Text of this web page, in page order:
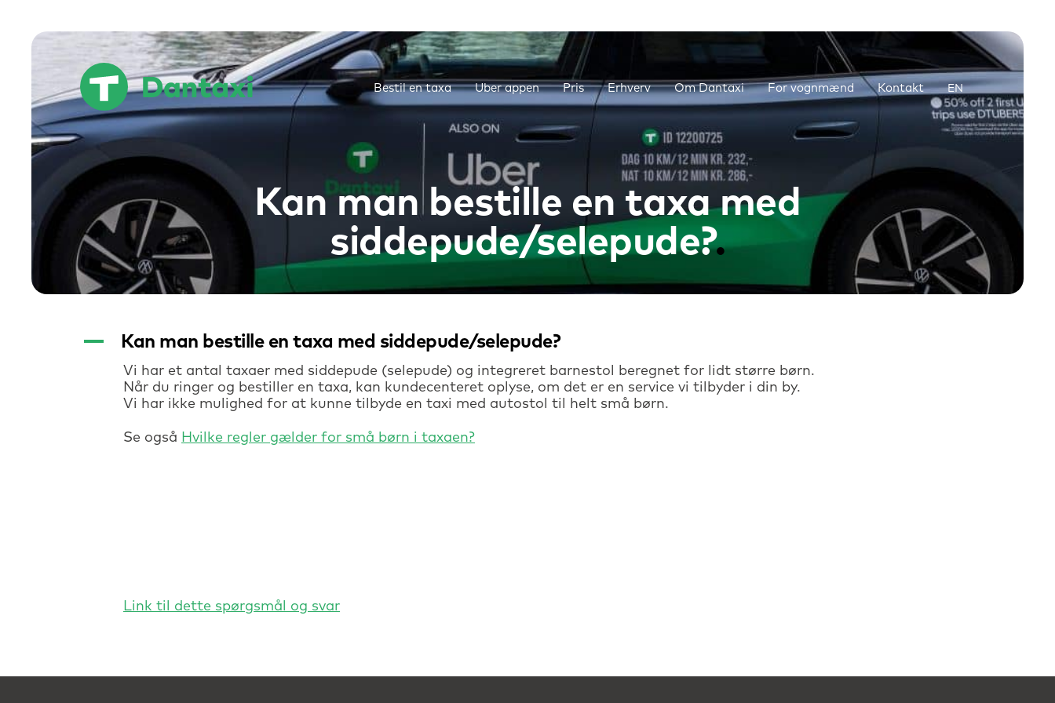
Bestil en taxa Uber appen Pris Erhverv Om Dantaxi For vognmænd Kontakt EN
Kan man bestille en taxa med
siddepude/selepude?
A Kan man bestille en taxa med siddepude/selepude?
Vi har et antal taxaer med siddepude (selepude) og integreret barnestol beregnet for lidt større børn.
Når du ringer og bestiller en taxa, kan kundecenteret oplyse, om det er en service vi tilbyder i din by.
Vi har ikke mulighed for at kunne tilbyde en taxi med autostol til helt små børn.
Se også Hvilke regler gælder for små børn i taxaen?